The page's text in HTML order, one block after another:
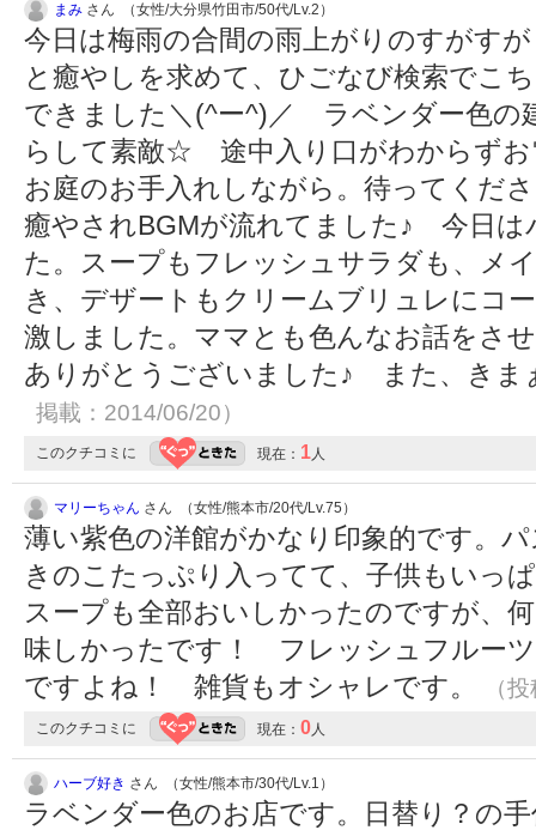
まみ さん （女性/大分県竹田市/50代/Lv.2）
今日は梅雨の合間の雨上がりのすがす
と癒やしを求めて、ひごなび検索でこ
できました＼(^ー^)／ ラベンダー色
らして素敵☆ 途中入り口がわからずお
お庭のお手入れしながら。待ってくだ
癒やされBGMが流れてました♪ 今日は
た。スープもフレッシュサラダも、メ
き、デザートもクリームブリュレに
激しました。ママとも色んなお話をさ
ありがとうございました♪ また、きま
掲載：2014/06/20）
このクチコミに 現在： 1人
マリーちゃん さん （女性/熊本市/20代/Lv.75）
薄い紫色の洋館がかなり印象的です。
きのこたっぷり入ってて、子供もいっ
スープも全部おいしかったのですが、
味しかったです！ フレッシュフルー
ですよね！ 雑貨もオシャレです。
（
このクチコミに 現在： 0人
ハーブ好き さん （女性/熊本市/30代/Lv.1）
ラベンダー色のお店です。日替り？の